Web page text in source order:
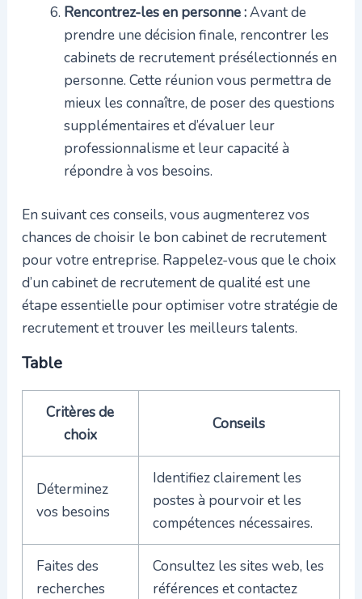
Rencontrez-les en personne :Avant de
prendre une décision finale, rencontrer les
cabinets de recrutement présélectionnés en
personne. Cette réunion vous permettra de
mieux les connaître, de poser des questions
supplémentaires et d’évaluer leur
professionnalisme et leur capacité à
répondre à vos besoins.
En suivant ces conseils, vous augmenterez vos
chances de choisir le bon cabinet de recrutement
pour votre entreprise. Rappelez-vous que le choix
d’un cabinet de recrutement de qualité est une
étape essentielle pour optimiser votre stratégie de
recrutement et trouver les meilleurs talents.
Table
Critères de
choix
Conseils
Déterminez
vos besoins
Identifiez clairement les
postes à pourvoir et les
compétences nécessaires.
Faites des
recherches
Consultez les sites web, les
références et contactez